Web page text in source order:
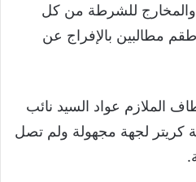
للشرطة من كل
مطالبين بالإفراج عن
الملازم عواد السيد نائب
لجهة مجهولة ولم تصل